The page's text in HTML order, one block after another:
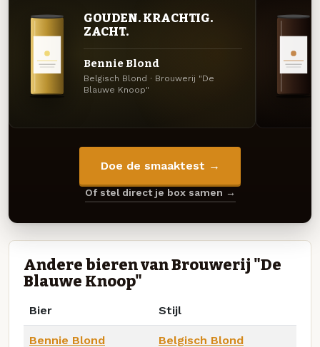
GOUDEN. KRACHTIG.
ZACHT.
Bennie Blond
Belgisch Blond · Brouwerij "De
Blauwe Knoop"
Doe de smaaktest →
Of stel direct je box samen →
Andere bieren van Brouwerij "De
Blauwe Knoop"
Bier Stijl
Bennie Blond Belgisch Blond